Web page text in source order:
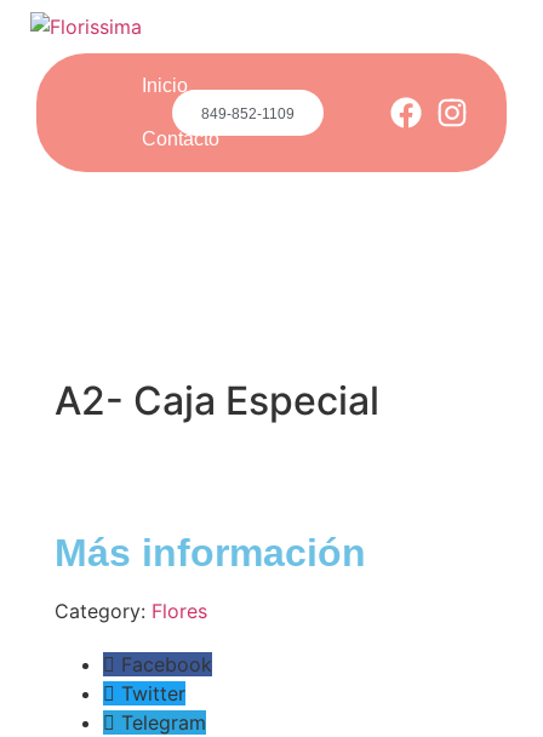
Inicio
Contacto
849-852-1109
A2- Caja Especial
Más información
Category: Flores
Facebook
Twitter
Telegram